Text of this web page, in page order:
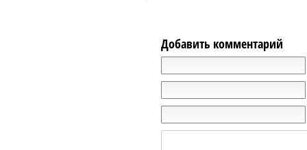
Добавить комментарий